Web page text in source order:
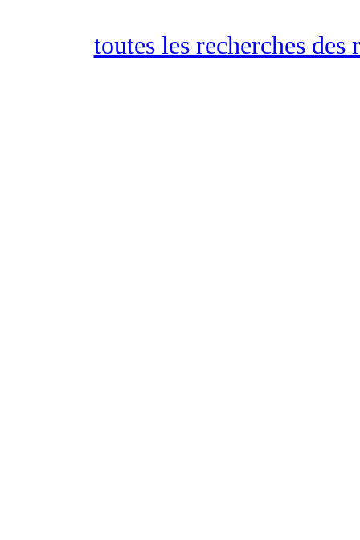
toutes les recherches